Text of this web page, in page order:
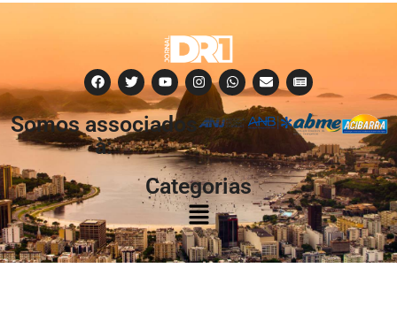
Somos associados
à:
Categorias